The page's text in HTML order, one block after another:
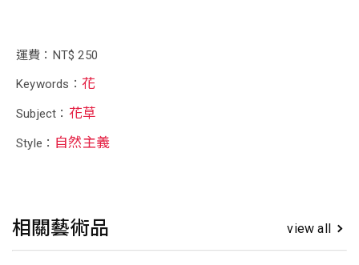
運費：NT$ 250
Keywords： 花
Subject： 花草
Style： 自然主義
相關藝術品 view all